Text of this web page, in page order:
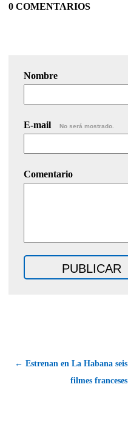
0 COMENTARIOS
Nombre
E-mail No será mostrado.
Comentario
← Estrenan en La Habana seis
filmes franceses